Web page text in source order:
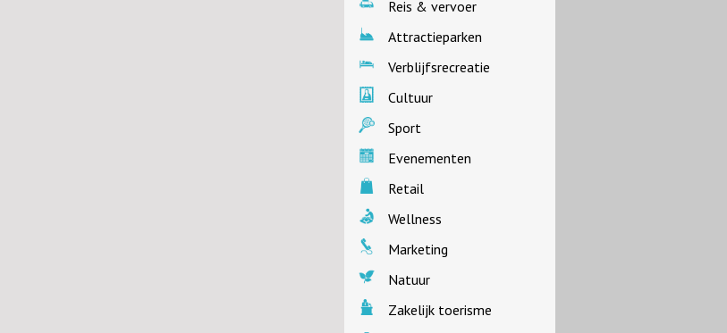
Reis & vervoer
Attractieparken
Verblijfsrecreatie
Cultuur
Sport
Evenementen
Retail
Wellness
Marketing
Natuur
Zakelijk toerisme